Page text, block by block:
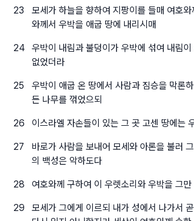
23
모세가 하늘을 향하여 지팡이를 들매 여호
와께서 우박을 애굽 땅에 내리시매
24
우박이 내림과 불덩이가 우박에 섞여 내림
없었더라
25
우박이 애굽 온 땅에서 사람과 짐승을 막론
든 나무를 꺾었으되
26 이스라엘 자손들이 있는 그 곳 고센 땅에는
27
바로가 사람을 보내어 모세와 아론을 불러
의 백성은 악하도다
28 여호와께 구하여 이 우렛소리와 우박을 그
29
모세가 그에게 이르되 내가 성에서 나가서